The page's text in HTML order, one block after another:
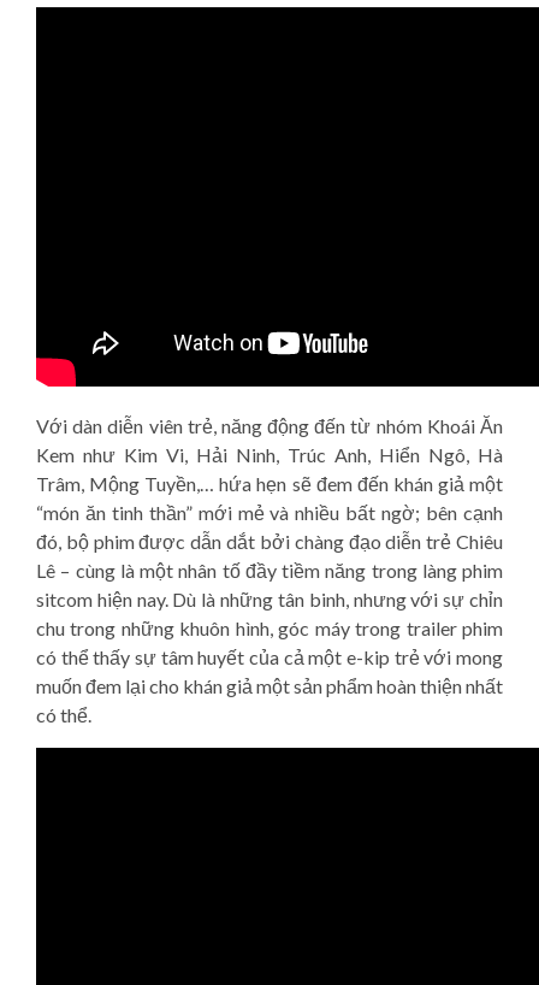
Với dàn diễn viên trẻ, năng động đến từ nhóm Khoái Ăn
Kem như Kim Vi, Hải Ninh, Trúc Anh, Hiển Ngô, Hà
Trâm, Mộng Tuyền,… hứa hẹn sẽ đem đến khán giả một
“món ăn tinh thần” mới mẻ và nhiều bất ngờ; bên cạnh
đó, bộ phim được dẫn dắt bởi chàng đạo diễn trẻ Chiêu
Lê – cùng là một nhân tố đầy tiềm năng trong làng phim
sitcom hiện nay. Dù là những tân binh, nhưng với sự chỉn
chu trong những khuôn hình, góc máy trong trailer phim
có thể thấy sự tâm huyết của cả một e-kip trẻ với mong
muốn đem lại cho khán giả một sản phẩm hoàn thiện nhất
có thể.